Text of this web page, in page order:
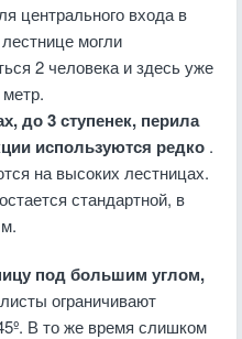
центрального входа в
могли
2 человека и здесь уже
до 3 ступенек, перила
используются редко .
на высоких лестницах.
стандартной, в
под большим углом,
ограничивают
В то же время слишком